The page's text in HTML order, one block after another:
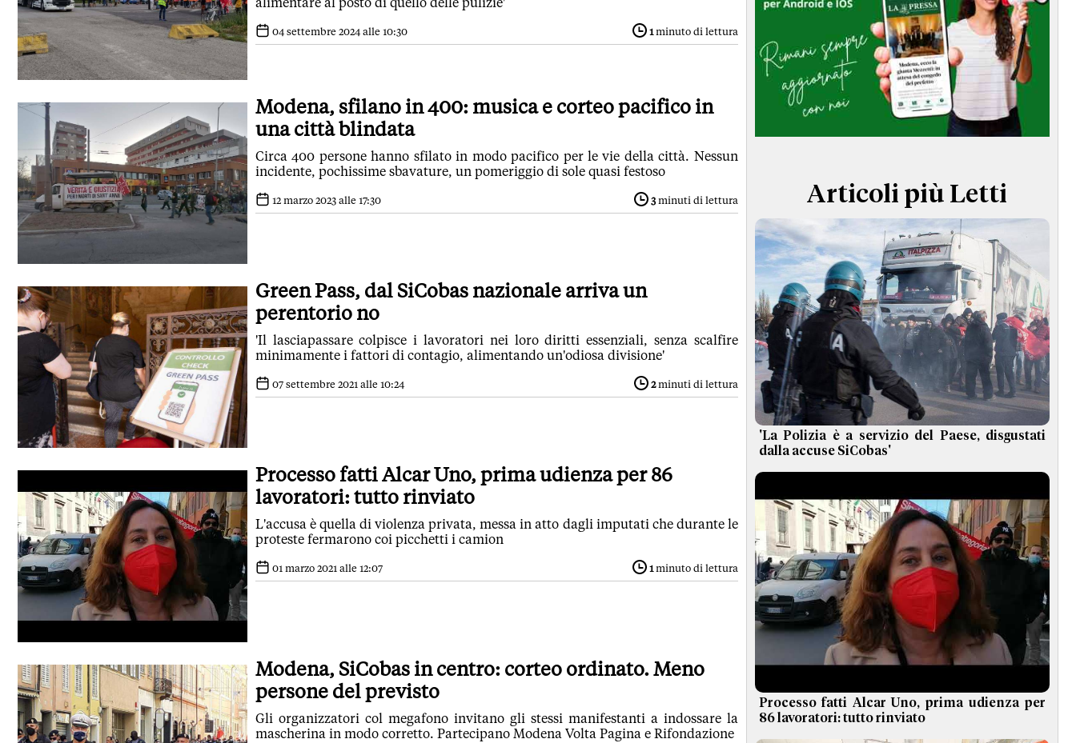
TERMINI e CONDIZIONI
04 settembre 2024 alle 10:30 1minuto di lettura
Modena, sfilano in 400: musica e corteo pacifico in
una città blindata
Circa 400 persone hanno sfilato in modo pacifico per le vie della città. Nessun
incidente, pochissime sbavature, un pomeriggio di sole quasi festoso
12 marzo 2023 alle 17:30 3minuti di lettura
Green Pass, dal SiCobas nazionale arriva un
perentorio no
'Il lasciapassare colpisce i lavoratori nei loro diritti essenziali, senza scalfire
minimamente i fattori di contagio, alimentando un'odiosa divisione'
07 settembre 2021 alle 10:24 2minuti di lettura
Processo fatti Alcar Uno, prima udienza per 86
lavoratori: tutto rinviato
L'accusa è quella di violenza privata, messa in atto dagli imputati che durante le
proteste fermarono coi picchetti i camion
01 marzo 2021 alle 12:07 1minuto di lettura
Modena, SiCobas in centro: corteo ordinato. Meno
persone del previsto
Gli organizzatori col megafono invitano gli stessi manifestanti a indossare la
mascherina in modo corretto. Partecipano Modena Volta Pagina e Rifondazione
Articoli più Letti
'La Polizia è a servizio del Paese, disgustati
dalla accuse SiCobas'
Processo fatti Alcar Uno, prima udienza per
86 lavoratori: tutto rinviato